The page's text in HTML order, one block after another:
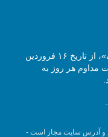
مجله آنلاین موسیقی «گفتگوی هارمونیک»، از تاریخ ۱۶ فروردین
مداوم هر روز به
و آدرس سایت مجاز است -